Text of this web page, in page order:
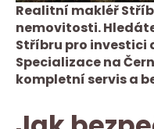
Realitní makléř
nemovitosti.
Stříbru pro investici
Specializace na
kompletní servis a